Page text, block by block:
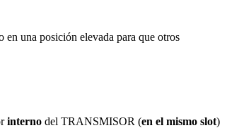
en una posición elevada para que otros
interno del TRANSMISOR (en el mismo slot)